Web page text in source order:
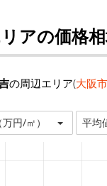
アの価格
の周辺エリア(大阪市
円/㎡） 平均